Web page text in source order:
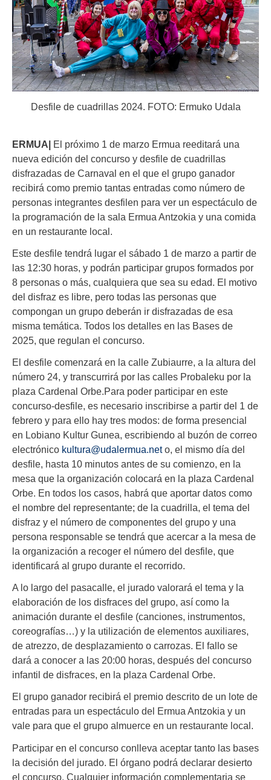
Desfile de cuadrillas 2024. FOTO: Ermuko Udala
ERMUA| El próximo 1 de marzo Ermua reeditará una
nueva edición del concurso y desfile de cuadrillas
disfrazadas de Carnaval en el que el grupo ganador
recibirá como premio tantas entradas como número de
personas integrantes desfilen para ver un espectáculo de
la programación de la sala Ermua Antzokia y una comida
en un restaurante local.
Este desfile tendrá lugar el sábado 1 de marzo a partir de
las 12:30 horas, y podrán participar grupos formados por
8 personas o más, cualquiera que sea su edad. El motivo
del disfraz es libre, pero todas las personas que
compongan un grupo deberán ir disfrazadas de esa
misma temática. Todos los detalles en las Bases de
2025, que regulan el concurso.
El desfile comenzará en la calle Zubiaurre, a la altura del
número 24, y transcurrirá por las calles Probaleku por la
plaza Cardenal Orbe.Para poder participar en este
concurso-desfile, es necesario inscribirse a partir del 1 de
febrero y para ello hay tres modos: de forma presencial
en Lobiano Kultur Gunea, escribiendo al buzón de correo
electrónico kultura@udalermua.neto, el mismo día del
desfile, hasta 10 minutos antes de su comienzo, en la
mesa que la organización colocará en la plaza Cardenal
Orbe. En todos los casos, habrá que aportar datos como
el nombre del representante; de la cuadrilla, el tema del
disfraz y el número de componentes del grupo y una
persona responsable se tendrá que acercar a la mesa de
la organización a recoger el número del desfile, que
identificará al grupo durante el recorrido.
A lo largo del pasacalle, el jurado valorará el tema y la
elaboración de los disfraces del grupo, así como la
animación durante el desfile (canciones, instrumentos,
coreografías…) y la utilización de elementos auxiliares,
de atrezzo, de desplazamiento o carrozas. El fallo se
dará a conocer a las 20:00 horas, después del concurso
infantil de disfraces, en la plaza Cardenal Orbe.
El grupo ganador recibirá el premio descrito de un lote de
entradas para un espectáculo del Ermua Antzokia y un
vale para que el grupo almuerce en un restaurante local.
Participar en el concurso conlleva aceptar tanto las bases
la decisión del jurado. El órgano podrá declarar desierto
el concurso. Cualquier información complementaria se